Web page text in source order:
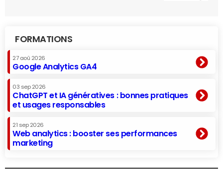
FORMATIONS
27 aoû 2026
Google Analytics GA4
03 sep 2026
ChatGPT et IA génératives : bonnes pratiques
et usages responsables
21 sep 2026
Web analytics : booster ses performances
marketing